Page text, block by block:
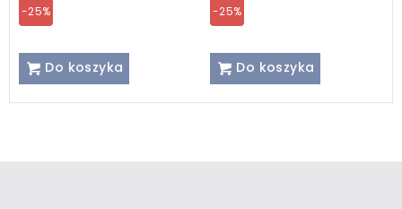
-25%
Do koszyka
-25%
Do koszyka